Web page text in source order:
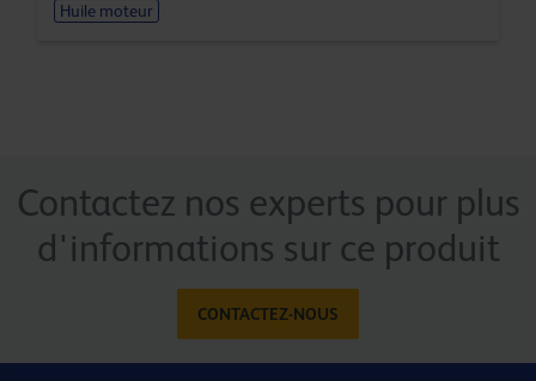
Huile moteur
Contactez nos experts pour plus
d'informations sur ce produit
CONTACTEZ-NOUS